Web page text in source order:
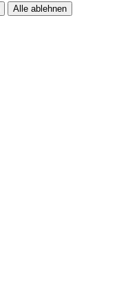
Alle ablehnen